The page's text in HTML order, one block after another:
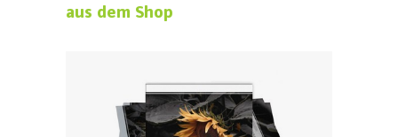
aus dem Shop